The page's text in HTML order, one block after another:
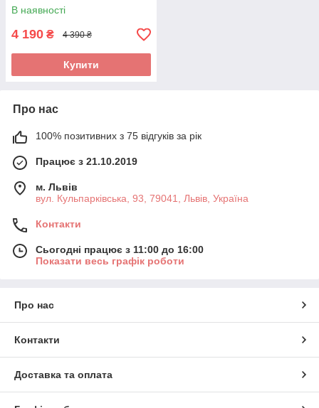
В наявності
4 190 ₴ 4 390 ₴
Купити
Про нас
100% позитивних з 75 відгуків за рік
Працює з 21.10.2019
м. Львів
вул. Кульпарківська, 93, 79041, Львів, Україна
Контакти
Сьогодні працює з 11:00 до 16:00
Показати весь графік роботи
Про нас
Контакти
Доставка та оплата